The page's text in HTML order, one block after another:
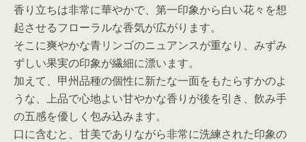
香り立ちは非常に華やかで、第一印象から白い花々を想
起させるフローラルな香気が広がります。
そこに爽やかな青リンゴのニュアンスが重なり、みずみ
ずしい果実の印象が繊細に漂います。
加えて、甲州品種の個性に新たな一面をもたらすかのよ
うな、上品で心地よい甘やかな香りが後を引き、飲み手
の五感を優しく包み込みます。
口に含むと、甘美でありながら非常に洗練された印象の